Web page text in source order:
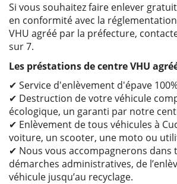
Si vous souhaitez faire enlever
en conformité avec la
VHU agréé par la préfecture,
sur 7.
Les préstations de centre VHU
✔ Service d'enlèvement d'épave
✔ Destruction de votre véhicule
écologique, un garanti par notre
✔ Enlèvement de tous véhicules à
voiture, un scooter, une moto ou
✔ Nous vous accompagnerons dans
démarches administratives, de
véhicule jusqu’au recyclage.